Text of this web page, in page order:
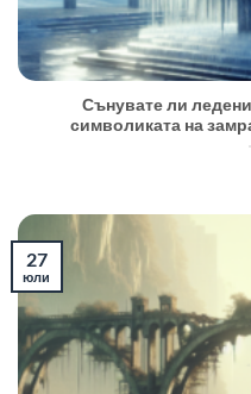
Сънувате ли
символиката на
27
юли